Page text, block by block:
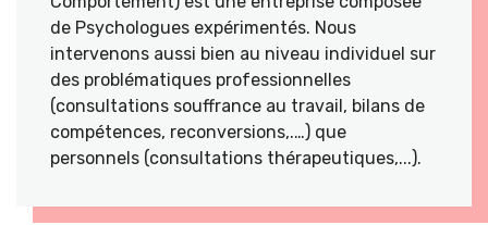
de Psychologues expérimentés. Nous
intervenons aussi bien au niveau individuel sur
des problématiques professionnelles
(consultations souffrance au travail, bilans de
compétences, reconversions,.…) que
personnels (consultations thérapeutiques,...).